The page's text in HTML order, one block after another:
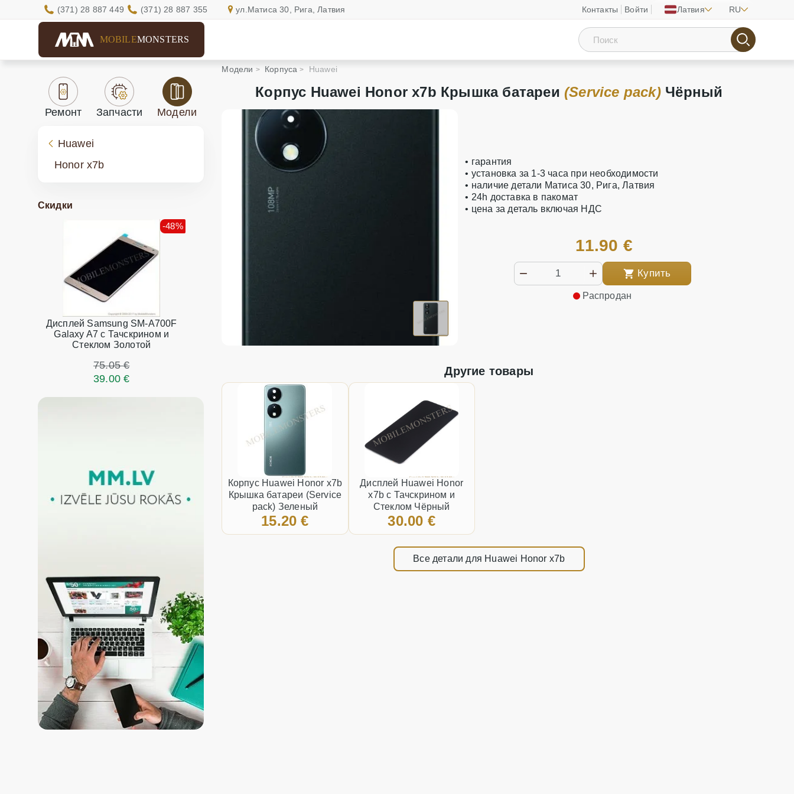
Контакты Войти Латвия RU
(371) 28 887 449 (371) 28 887 355 ул.Матиса 30, Рига, Латвия
MOBILEMONSTERS
Ремонт Запчасти Модели
Huawei
Honor x7b
Скидки
Дисплей Samsung SM-A700F
Galaxy A7 с Тачскрином и
Стеклом Золотой
-48%
75.05 €
39.00 €
Модели Корпуса Huawei
Корпус Huawei Honor x7b Крышка батареи(Service pack)Чёрный
11.90 €
Купить
Распродан
• гарантия
• установка за 1-3 часа при необходимости
• наличие детали Матиса 30, Рига, Латвия
• 24h доставка в пакомат
• цена за деталь включая НДС
Другие товары
Корпус Huawei Honor x7b
Крышка батареи (Service
pack) Зеленый
15.20 €
Дисплей Huawei Honor
x7b с Тачскрином и
Стеклом Чёрный
30.00 €
Все детали для Huawei Honor x7b